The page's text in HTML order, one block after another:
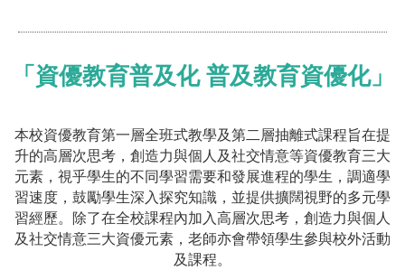
連
結
「資優教育普及化 普及教育資優化」
本校資優教育第一層全班式教學及第二層抽離式課程旨在提
升的高層次思考，創造力與個人及社交情意等資優教育三大
元素，視乎學生的不同學習需要和發展進程的學生，調適學
習速度，鼓勵學生深入探究知識，並提供擴闊視野的多元學
習經歷。除了在全校課程內加入高層次思考，創造力與個人
及社交情意三大資優元素，老師亦會帶領學生參與校外活動
及課程。